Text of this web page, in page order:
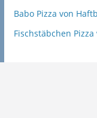
Babo Pizza von
Fischstäbchen